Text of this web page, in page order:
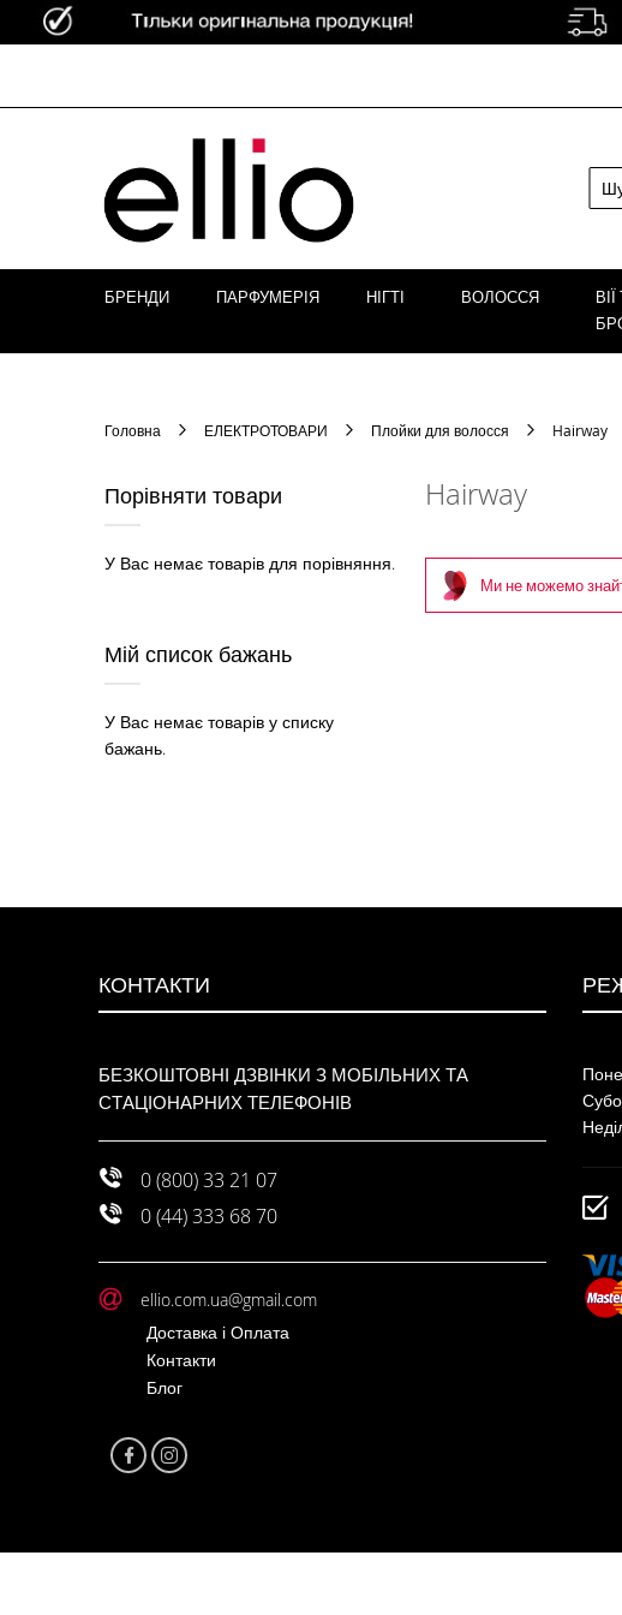
БРЕНДИ ПАРФУМЕРІЯ НІГТІ ВОЛОССЯ
Головна ЕЛЕКТРОТОВАРИ Плойки для волосся Hairway
Hairway
Ми не можемо
Порівняти товари
У Вас немає товарів для порівняння.
Мій список бажань
У Вас немає товарів у списку
бажань.
КОНТАКТИ
БЕЗКОШТОВНІ ДЗВІНКИ З МОБІЛЬНИХ ТА
СТАЦІОНАРНИХ ТЕЛЕФОНІВ
0 (800) 33 21 07
0 (44) 333 68 70
ellio.com.ua@gmail.com
Доставка і Оплата
Контакти
Блог